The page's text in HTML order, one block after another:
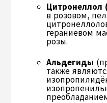
Цитронеллол
в розовом,
гераниевом
розы.
Альдегиды
также